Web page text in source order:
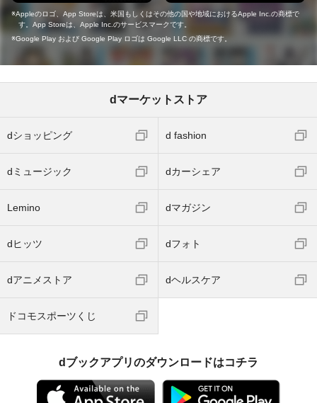
Appleのロゴ、App Storeは、米国もしくはその他の国や地域におけるApple Inc.の商標で
す。App Storeは、Apple Inc.のサービスマークです。
Google Play および Google Play ロゴは Google LLC の商標です。
dマーケットストア
dショッピング d fashion
dミュージック dカーシェア
Lemino dマガジン
dヒッツ dフォト
dアニメストア dヘルスケア
ドコモスポーツくじ
dブックアプリのダウンロードはコチラ